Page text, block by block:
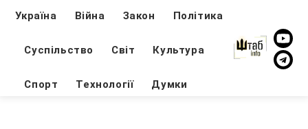
Україна Війна Закон Політика
Суспільство Світ Культура
Спорт Технології Думки